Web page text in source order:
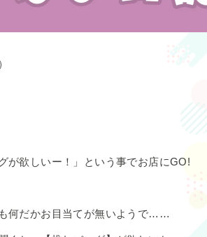
が欲しいー！」という事でお店にGO!
何だかお目当てが無いようで……